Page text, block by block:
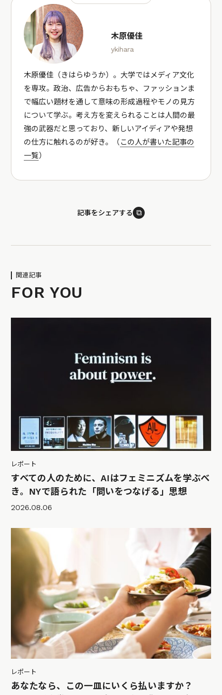
木原優佳
ykihara
木原優佳（きはらゆうか）。大学ではメディア文化
を専攻。政治、広告からおもちゃ、ファッションま
で幅広い題材を通して意味の形成過程やモノの見方
について学ぶ。考え方を変えられることは人間の最
強の武器だと思っており、新しいアイディアや発想
の仕方に触れるのが好き。（この人が書いた記事の
一覧）
記事をシェアする ⧉
関連記事
FOR YOU
レポート
すべての人のために、AIはフェミニズムを学ぶべ
き。NYで語られた「問いをつなげる」思想
2026.08.06
レポート
あなたなら、この一皿にいくら払いますか？